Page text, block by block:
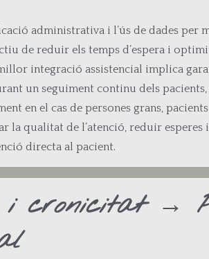
administrativa i l’ús de dades per
de reduir els temps d’espera i
integració assistencial implica
un seguiment continu dels
en el cas de persones grans,
la qualitat de l’atenció, reduir
directa al pacient.
i cronicitat →